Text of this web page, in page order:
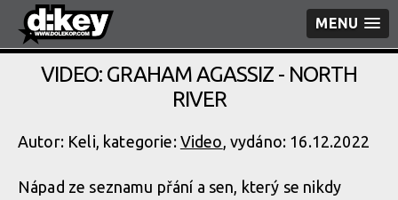
MENU
VIDEO: GRAHAM AGASSIZ - NORTH
RIVER
Autor: Keli, kategorie: Video, vydáno: 16.12.2022
Nápad ze seznamu přání a sen, který se nikdy